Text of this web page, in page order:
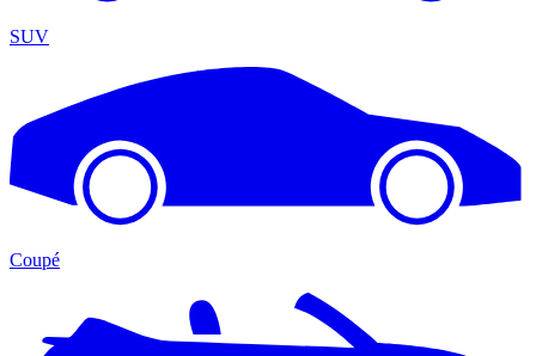
SUV
Coupé